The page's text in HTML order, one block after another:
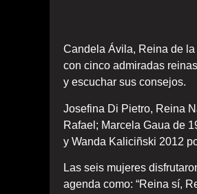
Candela Ávila, Reina de
con cinco admiradas
y escuchar sus consejos.
Josefina Di Pietro, Reina
Rafael; Marcela Gaua de
y Wanda Kaliciñski 2012
Las seis mujeres
agenda como: “Reina sí,